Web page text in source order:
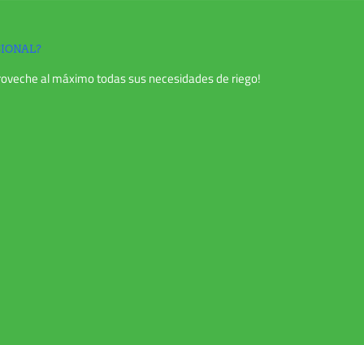
al máximo todas sus necesidades de riego!